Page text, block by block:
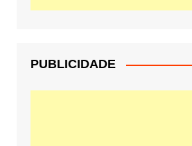
PUBLICIDADE